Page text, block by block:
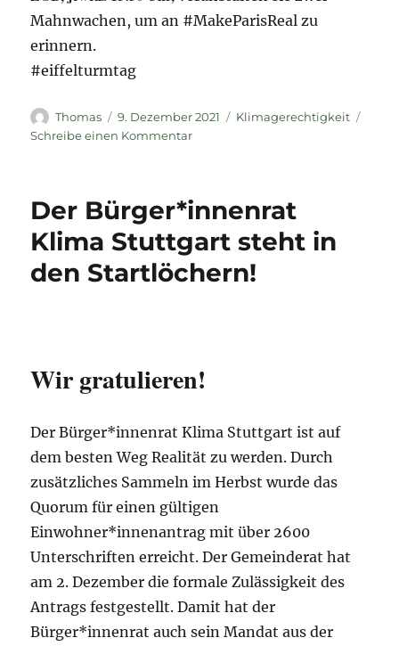
Mahnwachen, um an #MakeParisReal zu
erinnern.
#eiffelturmtag
Autor
Thomas
Veröffentlicht
am
9. Dezember 2021 Kategorien
Klimagerechtigkeit
Schreibe einen Kommentarzu
Eiffelturmtag
Der Bürger*innenrat
Klima Stuttgart steht in
den Startlöchern!
Wir gratulieren!
Der Bürger*innenrat Klima Stuttgart ist auf
dem besten Weg Realität zu werden. Durch
zusätzliches Sammeln im Herbst wurde das
Quorum für einen gültigen
Einwohner*innenantrag mit über 2600
Unterschriften erreicht. Der Gemeinderat hat
am 2. Dezember die formale Zulässigkeit des
Antrags festgestellt. Damit hat der
Bürger*innenrat auch sein Mandat aus der